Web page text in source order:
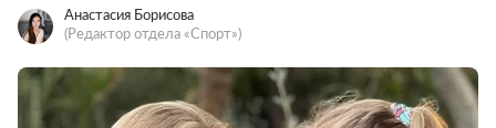
Анастасия Борисова
(Редактор отдела «Спорт»)